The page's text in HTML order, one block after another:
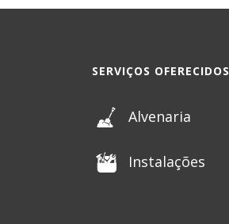
SERVIÇOS OFERECIDOS
Alvenaria
Instalações